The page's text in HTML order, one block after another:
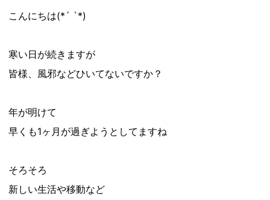
こんにちは(*´ `*)
寒い日が続きますが
皆様、風邪などひいてないですか？
年が明けて
早くも1ヶ月が過ぎようとしてますね
そろそろ
新しい生活や移動など